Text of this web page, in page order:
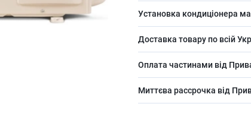
Установка кондиціонера
Доставка товару по всій
Оплата частинами від
Миттєва рассрочка від